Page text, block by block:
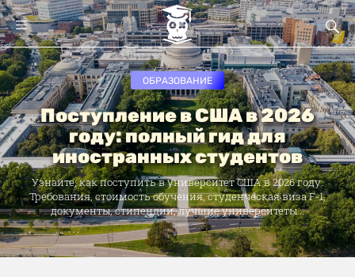
ОБРАЗОВАНИЕ
Поступление в США в 2026
году: полный гид для
иностранных студентов
Узнайте, как поступить в университет США в 2026 году.
Требования, стоимость обучения, студенческая виза F-1,
документы, стипендии, лучшие университеты...